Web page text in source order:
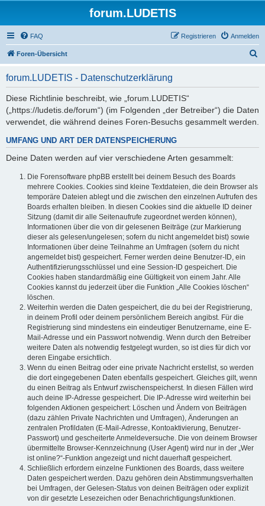
forum.LUDETIS
FAQ Anmelden
Registrieren
Foren-Übersicht
forum.LUDETIS - Datenschutzerklärung
Diese Richtlinie beschreibt, wie „forum.LUDETIS“
(„https://ludetis.de/forum“) (im Folgenden „der Betreiber“) die Daten
verwendet, die während deines Foren-Besuchs gesammelt werden.
UMFANG UND ART DER DATENSPEICHERUNG
Deine Daten werden auf vier verschiedene Arten gesammelt:
Die Forensoftware phpBB erstellt bei deinem Besuch des Boards
mehrere Cookies. Cookies sind kleine Textdateien, die dein Browser als
temporäre Dateien ablegt und die zwischen den einzelnen Aufrufen des
Boards erhalten bleiben. In diesen Cookies sind die aktuelle ID deiner
Sitzung (damit dir alle Seitenaufrufe zugeordnet werden können),
Informationen über die von dir gelesenen Beiträge (zur Markierung
dieser als gelesen/ungelesen; sofern du nicht angemeldet bist) sowie
Informationen über deine Teilnahme an Umfragen (sofern du nicht
angemeldet bist) gespeichert. Ferner werden deine Benutzer-ID, ein
Authentifizierungsschlüssel und eine Session-ID gespeichert. Die
Cookies haben standardmäßig eine Gültigkeit von einem Jahr. Alle
Cookies kannst du jederzeit über die Funktion „Alle Cookies löschen“
löschen.
Weiterhin werden die Daten gespeichert, die du bei der Registrierung,
in deinem Profil oder deinem persönlichem Bereich angibst. Für die
Registrierung sind mindestens ein eindeutiger Benutzername, eine E-
Mail-Adresse und ein Passwort notwendig. Wenn durch den Betreiber
weitere Daten als notwendig festgelegt wurden, so ist dies für dich vor
deren Eingabe ersichtlich.
Wenn du einen Beitrag oder eine private Nachricht erstellst, so werden
die dort eingegebenen Daten ebenfalls gespeichert. Gleiches gilt, wenn
du einen Beitrag als Entwurf zwischenspeicherst. In diesen Fällen wird
auch deine IP-Adresse gespeichert. Die IP-Adresse wird weiterhin bei
folgenden Aktionen gespeichert: Löschen und Ändern von Beiträgen
(dazu zählen Private Nachrichten und Umfragen), Änderungen an
zentralen Profildaten (E-Mail-Adresse, Kontoaktivierung, Benutzer-
Passwort) und gescheiterte Anmeldeversuche. Die von deinem Browser
übermittelte Browser-Kennzeichnung (User Agent) wird nur in der „Wer
ist online?“-Funktion angezeigt und nicht dauerhaft gespeichert.
Schließlich erfordern einzelne Funktionen des Boards, dass weitere
Daten gespeichert werden. Dazu gehören dein Abstimmungsverhalten
bei Umfragen, der Gelesen-Status von deinen Beiträgen oder explizit
von dir gesetzte Lesezeichen oder Benachrichtigungsfunktionen.